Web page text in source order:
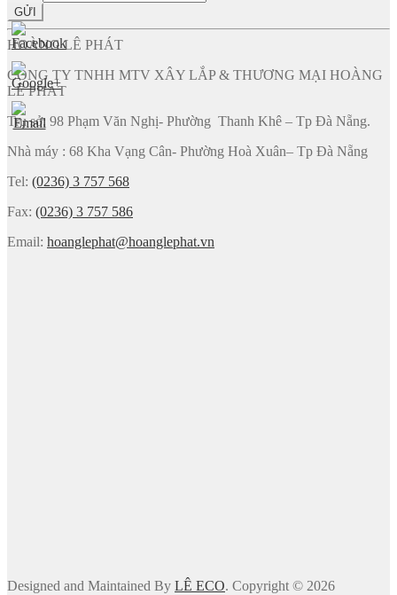
GỬI
HOÀNG LÊ PHÁT
CÔNG TY TNHH MTV XÂY LẮP & THƯƠNG MẠI HOÀNG
LÊ PHÁT
Trụ sở: 98 Phạm Văn Nghị- Phường Thanh Khê – Tp Đà Nẵng.
Nhà máy : 68 Kha Vạng Cân- Phường Hoà Xuân– Tp Đà Nẵng
Tel: (0236) 3 757 568
Fax: (0236) 3 757 586
Email: hoanglephat@hoanglephat.vn
Designed and Maintained By LÊ ECO. Copyright © 2026